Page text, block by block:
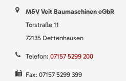
M&V Veit Baumaschinen eGbR
Torstraße 11
72135 Dettenhausen
Telefon: 07157 5299 200
Fax: 07157 5299 399